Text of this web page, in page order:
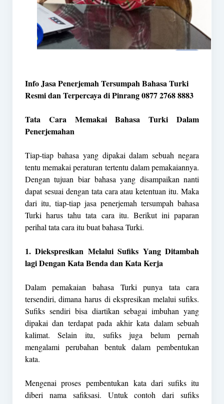
Info Jasa Penerjemah Tersumpah Bahasa Turki
Resmi dan Terpercaya di Pinrang 0877 2768 8883
Tata Cara Memakai Bahasa Turki Dalam
Penerjemahan
Tiap-tiap bahasa yang dipakai dalam sebuah negara
tentu memakai peraturan tertentu dalam pemakaiannya.
Dengan tujuan biar bahasa yang disampaikan nanti
dapat sesuai dengan tata cara atau ketentuan itu. Maka
dari itu, tiap-tiap jasa penerjemah tersumpah bahasa
Turki harus tahu tata cara itu. Berikut ini paparan
perihal tata cara itu buat bahasa Turki.
1. Diekspresikan Melalui Sufiks Yang Ditambah
lagi Dengan Kata Benda dan Kata Kerja
Dalam pemakaian bahasa Turki punya tata cara
tersendiri, dimana harus di ekspresikan melalui sufiks.
Sufiks sendiri bisa diartikan sebagai imbuhan yang
dipakai dan terdapat pada akhir kata dalam sebuah
kalimat. Selain itu, sufiks juga belum pernah
mengalami perubahan bentuk dalam pembentukan
kata.
Mengenai proses pembentukan kata dari sufiks itu
diberi nama safiksasi. Untuk contoh dari sufiks